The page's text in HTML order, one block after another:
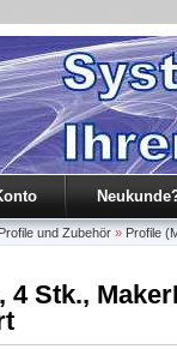
und Zubehör » Profile
4 Stk.,